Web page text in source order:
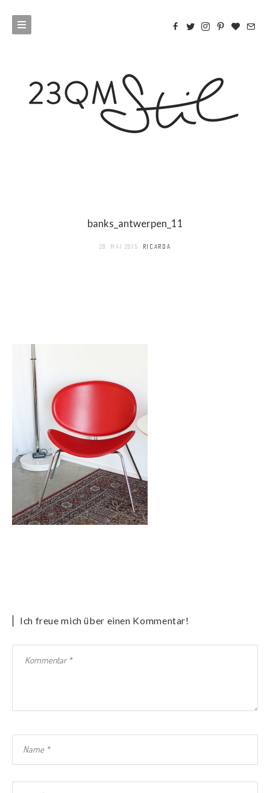
banks_antwerpen_11
28. MAI 2015 RICARDA
Ich freue mich über einen Kommentar!